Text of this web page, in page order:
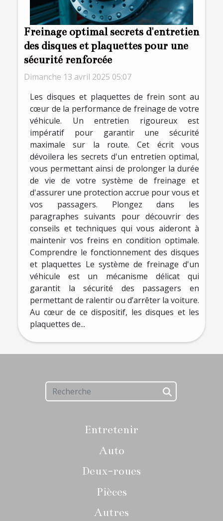
Freinage optimal secrets d'entretien
des disques et plaquettes pour une
sécurité renforcée
Dimanche 13 avril 2025 05:07
Les disques et plaquettes de frein sont au
cœur de la performance de freinage de votre
véhicule. Un entretien rigoureux est
impératif pour garantir une sécurité
maximale sur la route. Cet écrit vous
dévoilera les secrets d'un entretien optimal,
vous permettant ainsi de prolonger la durée
de vie de votre système de freinage et
d'assurer une protection accrue pour vous et
vos passagers. Plongez dans les
paragraphes suivants pour découvrir des
conseils et techniques qui vous aideront à
maintenir vos freins en condition optimale.
Comprendre le fonctionnement des disques
et plaquettes Le système de freinage d'un
véhicule est un mécanisme délicat qui
garantit la sécurité des passagers en
permettant de ralentir ou d’arrêter la voiture.
Au cœur de ce dispositif, les disques et les
plaquettes de...
Entretenir
Auto
Deux-roues
Pièces
Autres